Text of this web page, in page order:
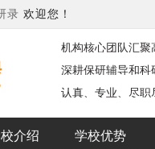
录 欢迎您！
机构核⼼团队汇
深耕保研辅导和
认真、专业、尽
介绍 学校优势